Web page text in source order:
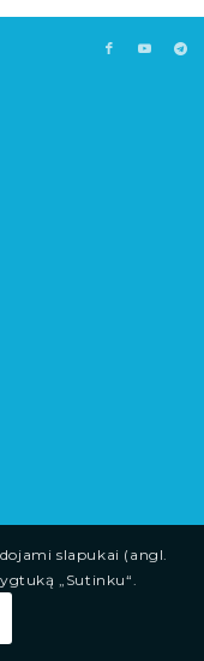
slapukai (angl.
„Sutinku“.